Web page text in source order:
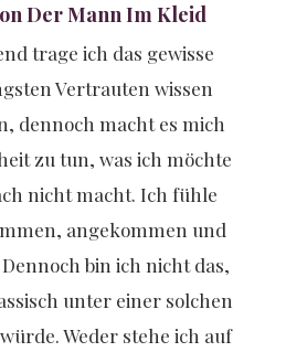
Der Mann Im Kleid
trage ich das gewisse
Vertrauten wissen
dennoch macht es mich
zu tun, was ich möchte
nicht macht. Ich fühle
angekommen und
bin ich nicht das,
unter einer solchen
Weder stehe ich auf